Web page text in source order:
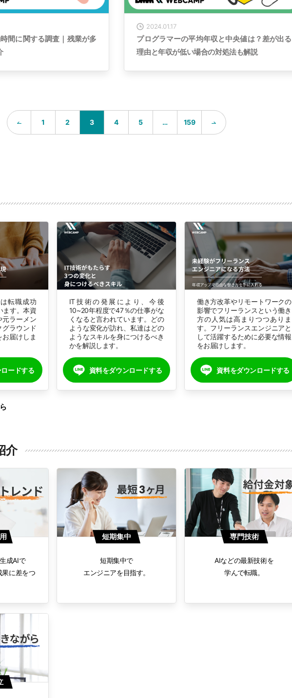
間に関する調査｜残業が多
2024.01.17
プログラマーの平均年収と中央値は？差が出る
理由と年収が低い場合の対処法も解説
1 2 3 4 5 … 159
は転職成功
ます。本資
元ラーメン
グラウンド
届けしま
ードする
IT技術の発展により、今後
10~20年程度で47％の仕事がな
くなると言われています。どの
ような変化が訪れ、私達はどの
ようなスキルを身につけるべき
かを解説します。
資料をダウンロードする
働き方改革やリモートワークの
影響でフリーランスという働き
方の人気は高まりつつありま
す。フリーランスエンジニアと
して活躍するために必要な情報
をお届けします。
資料をダウンロードする
介
成AIで
果に差をつ
短期集中
短期集中で
エンジニアを目指す。
専門技術
AIなどの最新技術を
学んで転職。